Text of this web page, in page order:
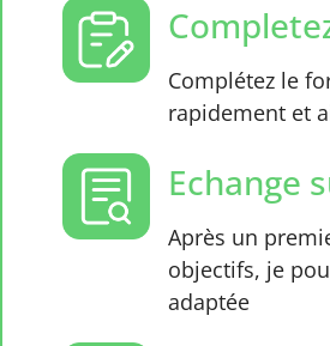
Complétez le
rapidement et
Echange
Après un
objectifs, je
adaptée